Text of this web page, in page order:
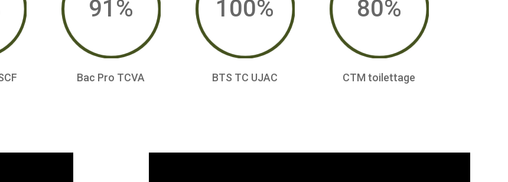
91 %
Bac Pro TCVA
100%
BTS TC UJAC
80%
CTM toilettage